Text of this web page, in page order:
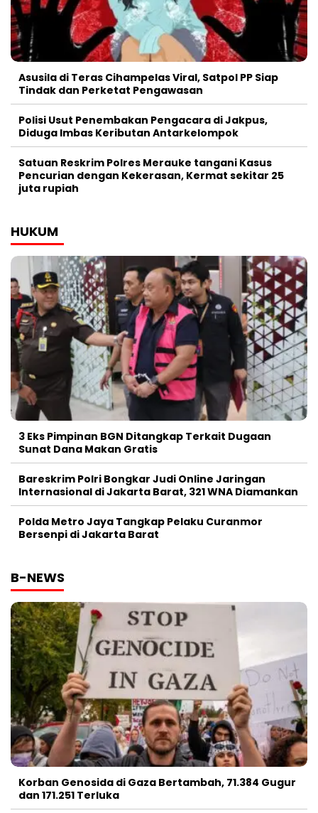
Asusila di Teras Cihampelas Viral, Satpol PP Siap
Tindak dan Perketat Pengawasan
Polisi Usut Penembakan Pengacara di Jakpus,
Diduga Imbas Keributan Antarkelompok
Satuan Reskrim Polres Merauke tangani Kasus
Pencurian dengan Kekerasan, Kermat sekitar 25
juta rupiah
HUKUM
3 Eks Pimpinan BGN Ditangkap Terkait Dugaan
Sunat Dana Makan Gratis
Bareskrim Polri Bongkar Judi Online Jaringan
Internasional di Jakarta Barat, 321 WNA Diamankan
Polda Metro Jaya Tangkap Pelaku Curanmor
Bersenpi di Jakarta Barat
B-NEWS
Korban Genosida di Gaza Bertambah, 71.384 Gugur
dan 171.251 Terluka